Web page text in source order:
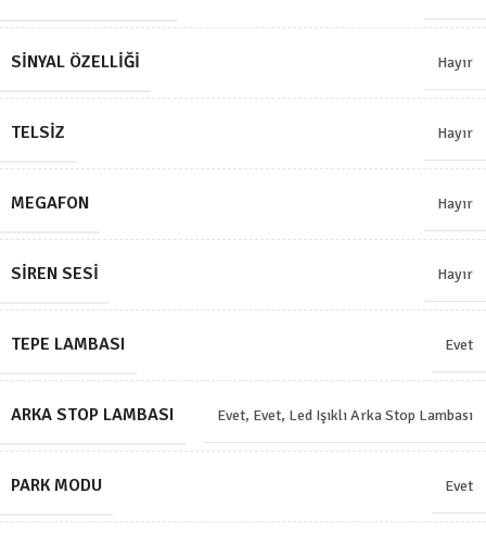
SINYAL ÖZELLIĞI Hayır
TELSIZ Hayır
MEGAFON Hayır
SIREN SESI Hayır
TEPE LAMBASI Evet
ARKA STOP LAMBASI Evet, Evet, Led Işıklı Arka Stop Lambası
PARK MODU Evet